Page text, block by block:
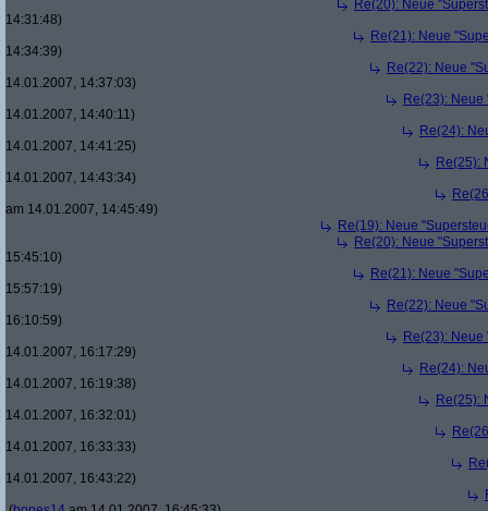
Re(20): Neue
14:31:48)
Re(21): Neue
14:34:39)
Re(22): Neue
14.01.2007, 14:37:03)
Re(23):
14.01.2007, 14:40:11)
Re(24):
14.01.2007, 14:41:25)
Re(25):
14.01.2007, 14:43:34)
am 14.01.2007, 14:45:49)
Re(19): Neue
Re(20): Neue
15:45:10)
Re(21): Neue
15:57:19)
Re(22): Neue
16:10:59)
Re(23):
14.01.2007, 16:17:29)
Re(24):
14.01.2007, 16:19:38)
Re(25):
14.01.2007, 16:32:01)
14.01.2007, 16:33:33)
14.01.2007, 16:43:22)